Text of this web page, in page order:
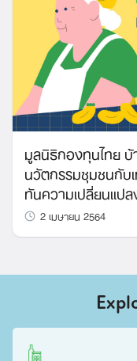
มูลนิธิกองทุนไทย
นวัตกรรมชุมชนกับเ
ทันความเปลี่ยนแป
2 เมษายน 2564